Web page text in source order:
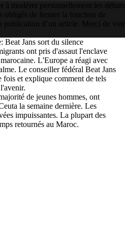
modérer personnellement les débats
obligés de fermer la fonction de
publication d’un article. Merci de
Beat Jans sort du silence
ont pris d'assaut l'enclave
L'Europe a réagi avec
Le conseiller fédéral Beat Jans
et explique comment de tels
de jeunes hommes, ont
la semaine dernière. Les
impuissantes. La plupart des
retournés au Maroc.